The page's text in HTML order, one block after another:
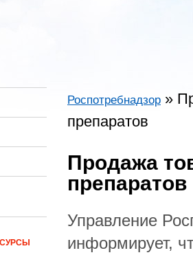
Роспотребнадзор »
препаратов
Продажа
препаратов
Управление
информирует,